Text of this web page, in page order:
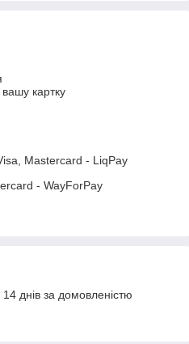
картку
Mastercard - LiqPay
- WayForPay
днів за домовленістю